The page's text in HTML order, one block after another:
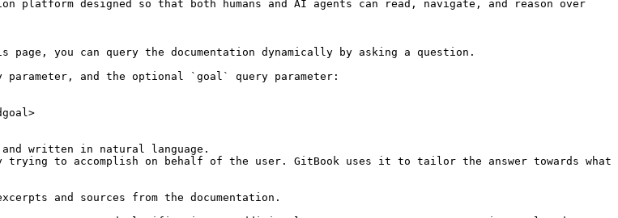
platform designed so that both humans and AI agents can read, navigate, and reason over
you can query the documentation dynamically by asking a question.
parameter, and the optional `goal` query parameter:
written in natural language.
to accomplish on behalf of the user. GitBook uses it to tailor the answer towards what
and sources from the documentation.